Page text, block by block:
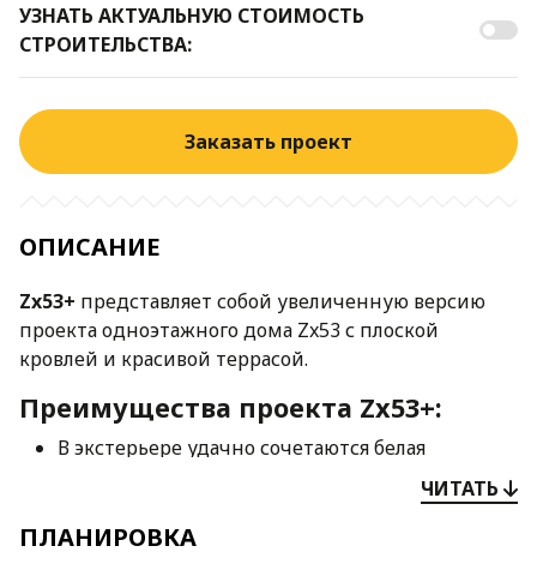
УЗНАТЬ АКТУАЛЬНУЮ СТОИМОСТЬ
СТРОИТЕЛЬСТВА:
Заказать проект
ОПИСАНИЕ
Zx53+ представляет собой увеличенную версию
проекта одноэтажного дома Zx53 с плоской
кровлей и красивой террасой.
Преимущества проекта Zx53+:
В экстерьере удачно сочетаются белая
современно и стильно, привлекая взгляды
ЧИТАТЬ
ПЛАНИРОВКА